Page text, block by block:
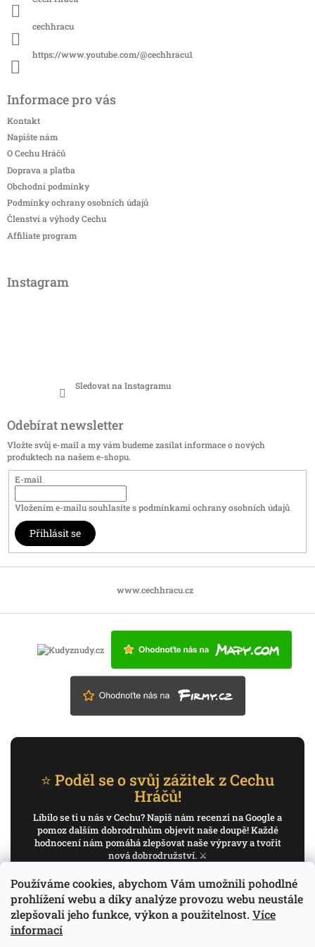
Používáme cookies, abychom Vám umožnili pohodlné
prohlížení webu a díky analýze provozu webu neustále
zlepšovali jeho funkce, výkon a použitelnost. Více
informací
cechhracu
https://www.youtube.com/@cechhracu1
Informace pro vás
Kontakt
Napište nám
O Cechu Hráčů
Doprava a platba
Obchodní podmínky
Podmínky ochrany osobních údajů
Členství a výhody Cechu
Affiliate program
Instagram
Sledovat na Instagramu
Odebírat newsletter
Vložte svůj e-mail a my vám budeme zasílat informace o nových
produktech na našem e-shopu.
E-mail
Vložením e-mailu souhlasíte spodmínkami ochrany osobních údajů
Přihlásit se
www.cechhracu.cz
⭐ Poděl se o svůj zážitek z Cechu
Hráčů!
Líbilo se ti u nás v Cechu? Napiš nám recenzi na Google a
pomoz dalším dobrodruhům objevit naše doupě! Každé
hodnocení nám pomáhá zlepšovat naše výpravy a tvořit
nová dobrodružství. ⚔️
✍️ Napiš recenzi na Google
Děkujeme, že pomáháš psát příběh Cechu Hráčů.